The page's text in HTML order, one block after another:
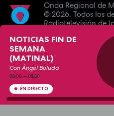
Onda Regional de
© 2026. Todos los
Radiotelevisión de
NOTICIAS FIN DE
SEMANA
(MATINAL)
Con Ángel Boluda
08:00—08:30
EN DIRECTO